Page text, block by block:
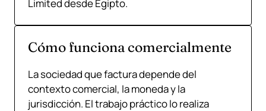
Limited desde Egipto.
Cómo funciona comercialmente
La sociedad que factura depende del
contexto comercial, la moneda y la
jurisdicción. El trabajo práctico lo realiza